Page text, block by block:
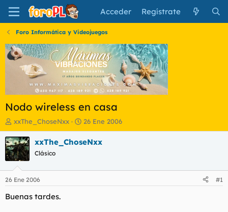
Acceder Regístrate
Foro Informática y Videojuegos
Nodo wireless en casa
I
n
i
c
i
a
d
o
r
xxThe_ChoseNxx
F
e
c
i
26 Ene 2006
xxThe_ChoseNxx
Clásico
26 Ene 2006 #1
Buenas tardes.